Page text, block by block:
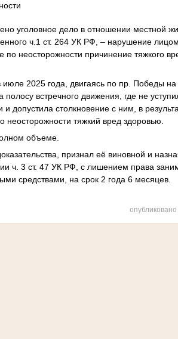
уголовное дело в отношении местной
ч.1 ст. 264 УК РФ, – нарушение
неосторожности причинение тяжкого
2025 года, двигаясь по пр. Победы
встречного движения, где не
столкновение с ним, в
тяжкий вред здоровью.
объеме.
признал её виновной и
ч. 3 ст. 47 УК РФ, с лишением права
средствами, на срок 2 года 6 месяцев.